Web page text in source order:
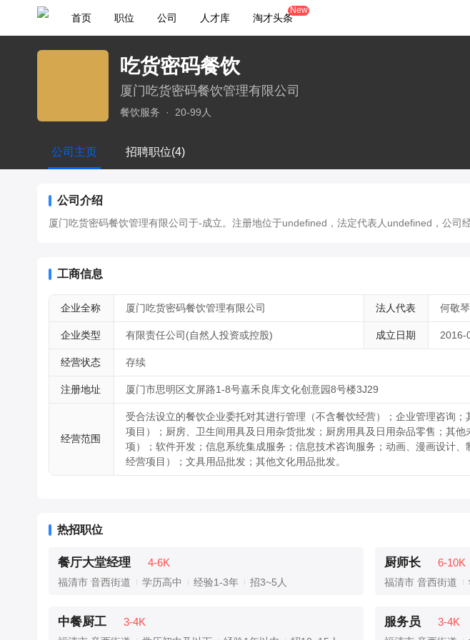
首页 职位 公司 人才库 淘才头条
New
吃货密码餐饮
厦门吃货密码餐饮管理有限公司
餐饮服务 · 20-99人
公司主页 招聘职位(4)
公司介绍
厦门吃货密码餐饮管理有限公司于-成立。注册地位于undefined，法定代表人undefined，公司
工商信息
企业全称 厦门吃货密码餐饮管理有限公司 法人代表 何敬琴
企业类型 有限责任公司(自然人投资或控股) 成立日期 2016-
经营状态 存续
注册地址 厦门市思明区文屏路1-8号嘉禾良库文化创意园8号楼3J29
经营范围
受合法设立的餐饮企业委托对其进行管理（不含餐饮经营）；企业管理咨询
项目）；厨房、卫生间用具及日用杂货批发；厨房用具及日用杂品零售；其
项）；软件开发；信息系统集成服务；信息技术咨询服务；动画、漫画设计
经营项目）；文具用品批发；其他文化用品批发。
热招职位
餐厅大堂经理 4-6K
福清市 音西街道 学历高中 经验1-3年 招3~5人
厨师长 6-10K
福清市 音西街道
中餐厨工 3-4K 服务员 3-4K